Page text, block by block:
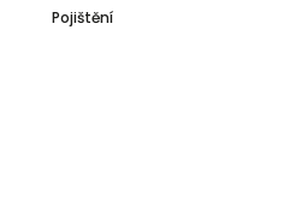
Pojištění